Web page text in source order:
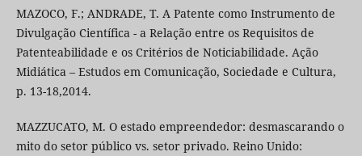
MAZOCO, F.; ANDRADE, T. A Patente como Instrumento de
Divulgação Científica - a Relação entre os Requisitos de
Patenteabilidade e os Critérios de Noticiabilidade. Ação
Midiática – Estudos em Comunicação, Sociedade e Cultura,
p. 13-18,2014.
MAZZUCATO, M. O estado empreendedor: desmascarando o
mito do setor público vs. setor privado. Reino Unido: